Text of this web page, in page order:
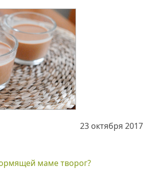
23 октября 2017
маме творог?